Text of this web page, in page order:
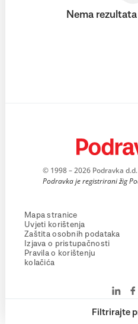
Filtrirajte
Nema
© 1998 – 2026 Podravka
Podravka je registrirani žig
Mapa stranice
Uvjeti korištenja
Zaštita osobnih podataka
Izjava o pristupačnosti
Pravila o korištenju
kolačića